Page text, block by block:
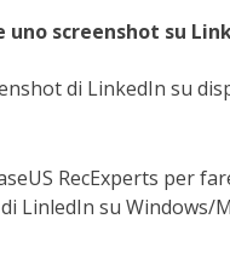
uno screenshot su
di LinkedIn su
RecExperts per
LinledIn su Windows/